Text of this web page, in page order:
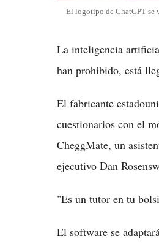
El logotipo de ChatGPT se
La inteligencia
han prohibido, está
El fabricante
cuestionarios con el
CheggMate, un
ejecutivo Dan
"Es un tutor en tu
El software se